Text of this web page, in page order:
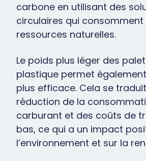
carbone en utilisant des
circulaires qui
ressources naturelles.
Le poids plus léger des
plastique permet
plus efficace. Cela se
réduction de la
carburant et des coûts de
bas, ce qui a un impact
l’environnement et sur la